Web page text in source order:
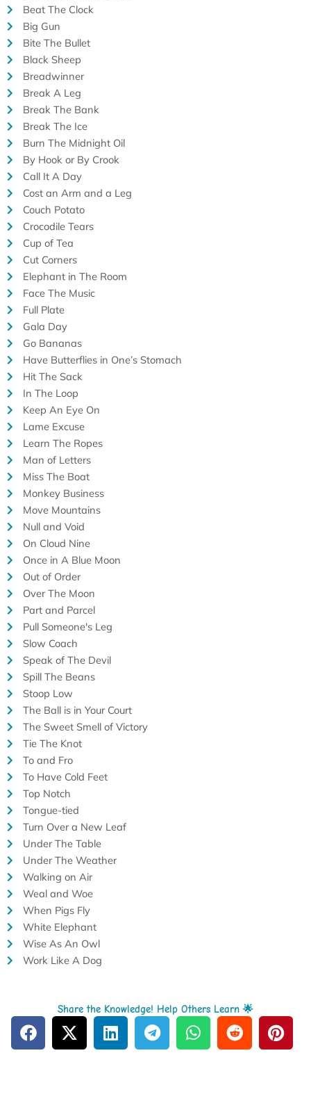
Beat The Clock
Big Gun
Bite The Bullet
Black Sheep
Breadwinner
Break A Leg
Break The Bank
Break The Ice
Burn The Midnight Oil
By Hook or By Crook
Call It A Day
Cost an Arm and a Leg
Couch Potato
Crocodile Tears
Cup of Tea
Cut Corners
Elephant in The Room
Face The Music
Full Plate
Gala Day
Go Bananas
Have Butterflies in One’s Stomach
Hit The Sack
In The Loop
Keep An Eye On
Lame Excuse
Learn The Ropes
Man of Letters
Miss The Boat
Monkey Business
Move Mountains
Null and Void
On Cloud Nine
Once in A Blue Moon
Out of Order
Over The Moon
Part and Parcel
Pull Someone's Leg
Slow Coach
Speak of The Devil
Spill The Beans
Stoop Low
The Ball is in Your Court
The Sweet Smell of Victory
Tie The Knot
To and Fro
To Have Cold Feet
Top Notch
Tongue-tied
Turn Over a New Leaf
Under The Table
Under The Weather
Walking on Air
Weal and Woe
When Pigs Fly
White Elephant
Wise As An Owl
Work Like A Dog
Share the Knowledge! Help Others Learn 🌟